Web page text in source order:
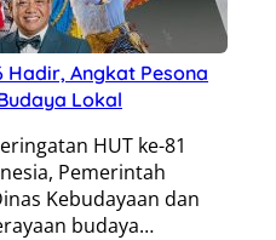
Hadir, Angkat Pesona
Lokal
HUT ke-81
Pemerintah
Kebudayaan dan
budaya…